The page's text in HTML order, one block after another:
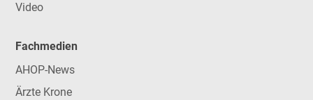
Video
Fachmedien
AHOP-News
Ärzte Krone